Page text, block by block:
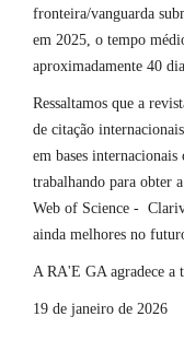
fronteira/vanguarda
em 2025, o tempo
aproximadamente 40
Ressaltamos que a
de citação
em bases
trabalhando para obter
Web of Science -
ainda melhores no
A RA'E GA agradece a
19 de janeiro de 2026